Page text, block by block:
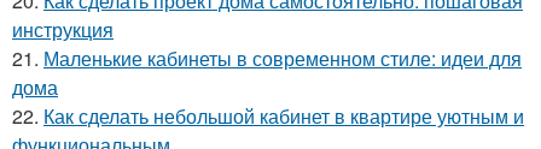
инструкция
21. Маленькие кабинеты в современном стиле: идеи для
дома
22. Как сделать небольшой кабинет в квартире уютным и